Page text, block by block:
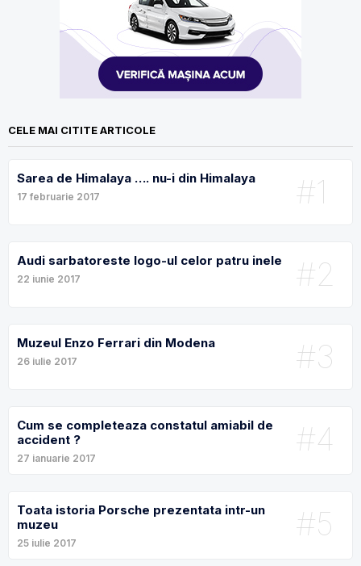
CELE MAI CITITE ARTICOLE
#1
Sarea de Himalaya …. nu-i din Himalaya
17 februarie 2017
#2
Audi sarbatoreste logo-ul celor patru inele
22 iunie 2017
#3
Muzeul Enzo Ferrari din Modena
26 iulie 2017
#4
Cum se completeaza constatul amiabil de
accident ?
27 ianuarie 2017
#5
Toata istoria Porsche prezentata intr-un
muzeu
25 iulie 2017